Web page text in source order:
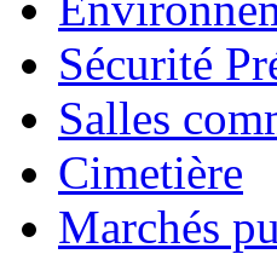
Sécurité
Salles
Cimetière
Marchés